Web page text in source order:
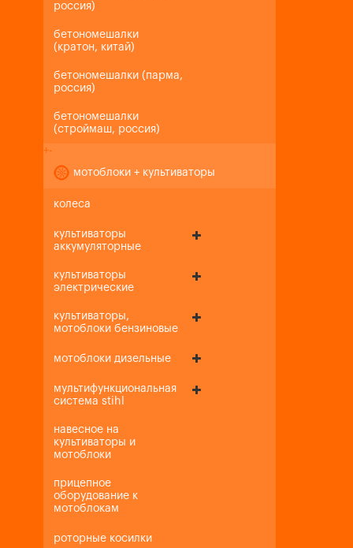
россия)
бетономешалки
(кратон, китай)
бетономешалки (парма,
россия)
бетономешалки
(строймаш, россия)
+-
мотоблоки + культиваторы
колеса
культиваторы
аккумуляторные
культиваторы
электрические
культиваторы,
мотоблоки бензиновые
мотоблоки дизельные
мультифункциональная
система stihl
навесное на
культиваторы и
мотоблоки
прицепное
оборудование к
мотоблокам
роторные косилки